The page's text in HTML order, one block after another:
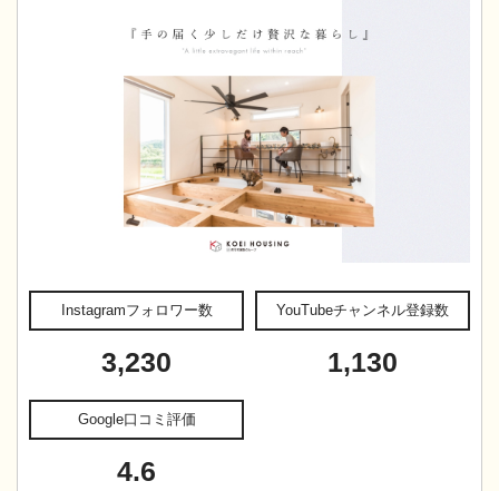
Instagramフォロワー数
3,230
YouTubeチャンネル登録数
1,130
Google口コミ評価
4.6